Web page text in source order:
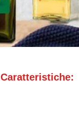
Caratteristiche: